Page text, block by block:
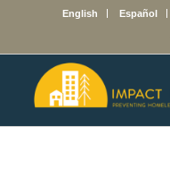
English Español